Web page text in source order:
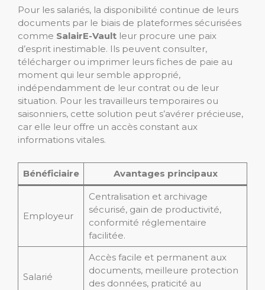
Pour les salariés, la disponibilité continue de leurs
documents par le biais de plateformes sécurisées
comme SalairE-Vault leur procure une paix
d’esprit inestimable. Ils peuvent consulter,
télécharger ou imprimer leurs fiches de paie au
moment qui leur semble approprié,
indépendamment de leur contrat ou de leur
situation. Pour les travailleurs temporaires ou
saisonniers, cette solution peut s’avérer précieuse,
car elle leur offre un accès constant aux
informations vitales.
Bénéficiaire Avantages principaux
Employeur
Centralisation et archivage
sécurisé, gain de productivité,
conformité réglementaire
facilitée.
Salarié
Accès facile et permanent aux
documents, meilleure protection
des données, praticité au